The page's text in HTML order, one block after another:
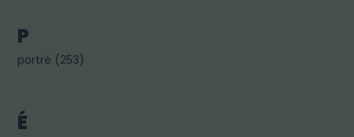
P
portré (253)
É